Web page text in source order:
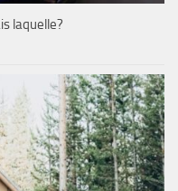
laquelle?